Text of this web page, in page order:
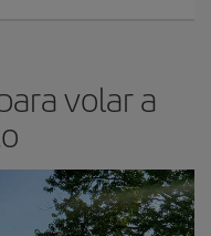
volar a